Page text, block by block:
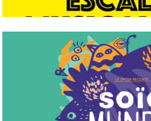
LES ESCALES MUSICALES AU RIZE